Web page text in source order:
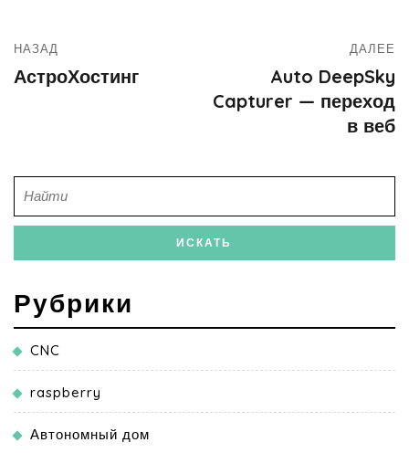
НАЗАД
АстроХостинг
ДАЛЕЕ
Auto DeepSky
Capturer — переход
в веб
Рубрики
CNC
raspberry
Автономный дом